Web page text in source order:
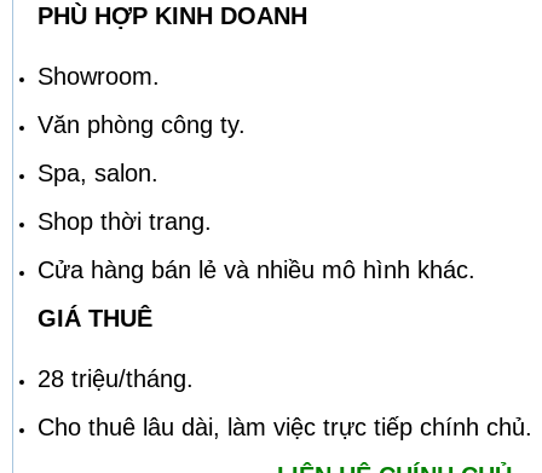
PHÙ HỢP KINH DOANH
Showroom.
Văn phòng công ty.
Spa, salon.
Shop thời trang.
Cửa hàng bán lẻ và nhiều mô hình khác.
GIÁ THUÊ
28 triệu/tháng.
Cho thuê lâu dài, làm việc trực tiếp chính chủ.